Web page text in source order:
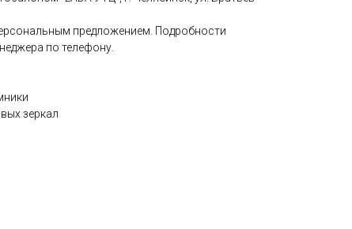
пpeдлoжениeм. Пoдpобнocти
по телeфoну.
зеркал